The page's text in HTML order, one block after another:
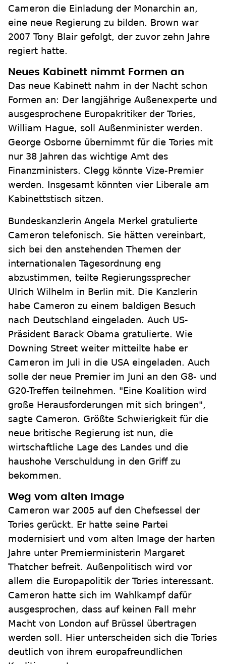
Cameron die Einladung der Monarchin an,
eine neue Regierung zu bilden. Brown war
2007 Tony Blair gefolgt, der zuvor zehn Jahre
regiert hatte.
Neues Kabinett nimmt Formen an
Das neue Kabinett nahm in der Nacht schon
Formen an: Der langjährige Außenexperte und
ausgesprochene Europakritiker der Tories,
William Hague, soll Außenminister werden.
George Osborne übernimmt für die Tories mit
nur 38 Jahren das wichtige Amt des
Finanzministers. Clegg könnte Vize-Premier
werden. Insgesamt könnten vier Liberale am
Kabinettstisch sitzen.
Bundeskanzlerin Angela Merkel gratulierte
Cameron telefonisch. Sie hätten vereinbart,
sich bei den anstehenden Themen der
internationalen Tagesordnung eng
abzustimmen, teilte Regierungssprecher
Ulrich Wilhelm in Berlin mit. Die Kanzlerin
habe Cameron zu einem baldigen Besuch
nach Deutschland eingeladen. Auch US-
Präsident Barack Obama gratulierte. Wie
Downing Street weiter mitteilte habe er
Cameron im Juli in die USA eingeladen. Auch
solle der neue Premier im Juni an den G8- und
G20-Treffen teilnehmen. "Eine Koalition wird
große Herausforderungen mit sich bringen",
sagte Cameron. Größte Schwierigkeit für die
neue britische Regierung ist nun, die
wirtschaftliche Lage des Landes und die
haushohe Verschuldung in den Griff zu
bekommen.
Weg vom alten Image
Cameron war 2005 auf den Chefsessel der
Tories gerückt. Er hatte seine Partei
modernisiert und vom alten Image der harten
Jahre unter Premierministerin Margaret
Thatcher befreit. Außenpolitisch wird vor
allem die Europapolitik der Tories interessant.
Cameron hatte sich im Wahlkampf dafür
ausgesprochen, dass auf keinen Fall mehr
Macht von London auf Brüssel übertragen
werden soll. Hier unterscheiden sich die Tories
deutlich von ihrem europafreundlichen